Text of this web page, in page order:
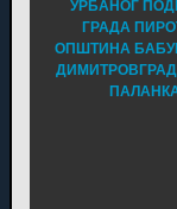
УРБАНОГ
ГРАДА
ОПШТИНА